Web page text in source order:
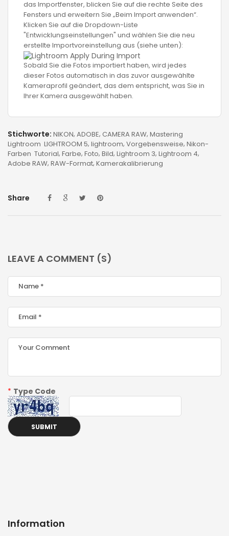
das Importfenster, blicken Sie auf die rechte Seite des
Fensters und erweitern Sie „Beim Import anwenden“.
Klicken Sie auf die Dropdown-Liste
"Entwicklungseinstellungen" und wählen Sie die neu
erstellte Importvoreinstellung aus (siehe unten):
Sobald Sie die Fotos importiert haben, wird jedes
dieser Fotos automatisch in das zuvor ausgewählte
Kameraprofil geändert, das dem entspricht, was Sie in
Ihrer Kamera ausgewählt haben.
Stichworte: NIKON ADOBE CAMERA RAW Mastering
Lightroom LIGHTROOM 5 lightroom Vorgehensweise Nikon-
Farben Tutorial Farbe Foto Bild Lightroom 3 Lightroom 4
Adobe RAW RAW-Format Kamerakalibrierung
Share
LEAVE A COMMENT (S)
* Type Code
Information